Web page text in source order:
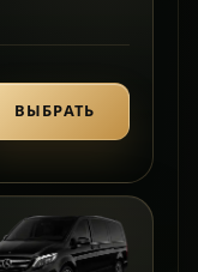
ВЫБРАТЬ